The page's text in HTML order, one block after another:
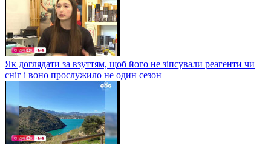
Як доглядати за взуттям, щоб його не зіпсували реагенти чи
сніг і воно прослужило не один сезон